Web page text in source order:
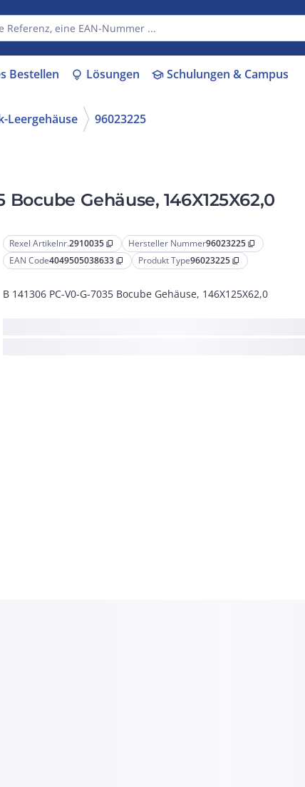
Bestellen lightbulb Lösungen schoolSchulungen & Campus
Leergehäuse 96023225
Bocube Gehäuse, 146X125X62,0
Rexel Artikelnr.2910035 content_copy Hersteller Nummer96023225 content_copy
EAN Code4049505038633 content_copy Produkt Type96023225 content_copy
B 141306 PC-V0-G-7035 Bocube Gehäuse, 146X125X62,0